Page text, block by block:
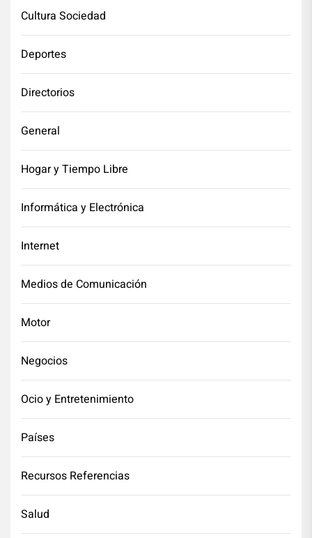
Cultura Sociedad
Deportes
Directorios
General
Hogar y Tiempo Libre
Informática y Electrónica
Internet
Medios de Comunicación
Motor
Negocios
Ocio y Entretenimiento
Países
Recursos Referencias
Salud